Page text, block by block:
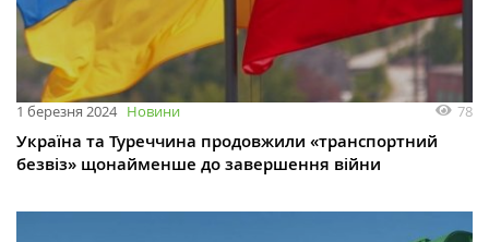
1 березня 2024 Новини 78
Україна та Туреччина продовжили «транспортний
безвіз» щонайменше до завершення війни